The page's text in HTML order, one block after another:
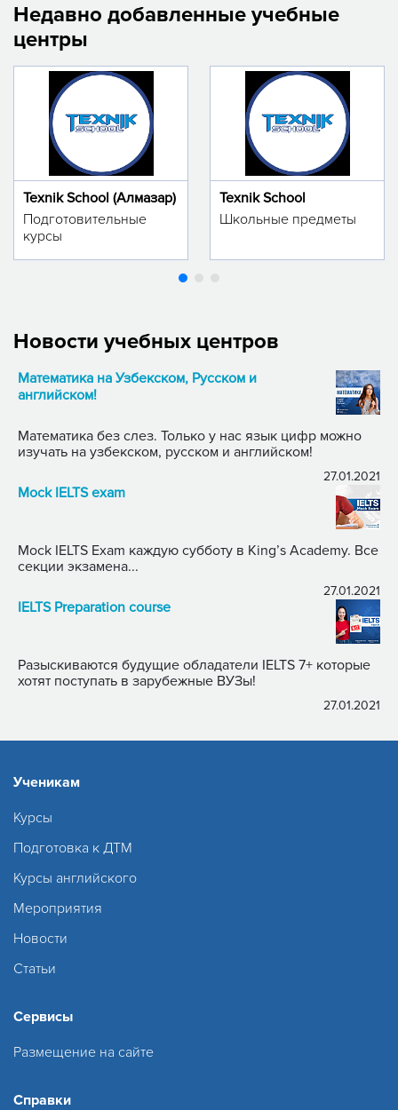
Недавно добавленные учебные
центры
Texnik School (Алмазар)
Подготовительные
курсы
Texnik School
Школьные предметы
Новости учебных центров
Математика на Узбекском, Русском и
английском!
Математика без слез. Только у нас язык цифр можно
изучать на узбекском, русском и английском!
27.01.2021
Mock IELTS exam
Mock IELTS Exam каждую субботу в King’s Academy. Все
секции экзамена...
27.01.2021
IELTS Preparation course
Разыскиваются будущие обладатели IELTS 7+ которые
хотят поступать в зарубежные ВУЗы!
27.01.2021
Ученикам
Курсы
Подготовка к ДТМ
Курсы английского
Мероприятия
Новости
Статьи
Сервисы
Размещение на сайте
Справки